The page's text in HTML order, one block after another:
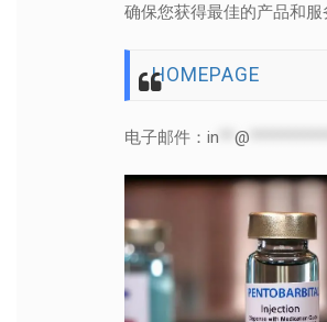
确保您获得最佳的产品和服
HOMEPAGE
电子邮件： in @